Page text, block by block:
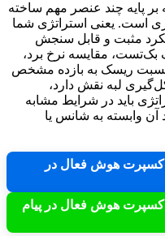
بر پایه چند عنصر مهم ساخته
است. یعنی استراتژی شما
مثبت و قابل سنجش
بک‌تست، مقایسه نرخ برد،
نسبت ریسک به بازده مشخص
لبه نقش دارد،
باید در شرایط مشابه
آن وابسته به شانس یا
اکسپرت هوش فعال در
اکسپرت هوش فعال در پیام